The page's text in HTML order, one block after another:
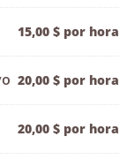
15,00 $ por hora
20,00 $ por hora
20,00 $ por hora